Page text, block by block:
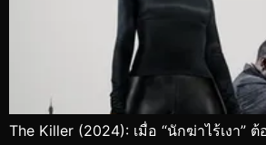
The Killer (2024): เมื่อ “นักฆ่าไร้เงา”